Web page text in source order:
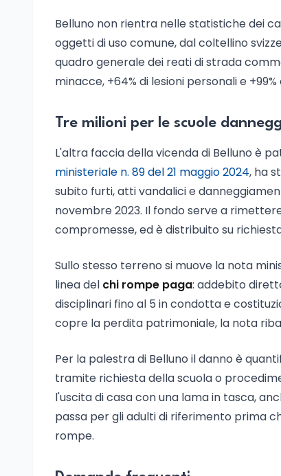
Belluno non rientra nelle statistiche dei
oggetti di uso comune, dal coltellino
quadro generale dei reati di strada
minacce, +64% di lesioni personali e +99%
Tre milioni per le scuole
L'altra faccia della vicenda di Belluno è
ministeriale n. 89 del 21 maggio 2024, ha
subito furti, atti vandalici e
novembre 2023. Il fondo serve a
compromesse, ed è distribuito su
Sullo stesso terreno si muove la nota
linea del chi rompe paga: addebito
disciplinari fino al 5 in condotta e
copre la perdita patrimoniale, la nota
Per la palestra di Belluno il danno è
tramite richiesta della scuola o
l'uscita di casa con una lama in tasca,
passa per gli adulti di riferimento prima
rompe.